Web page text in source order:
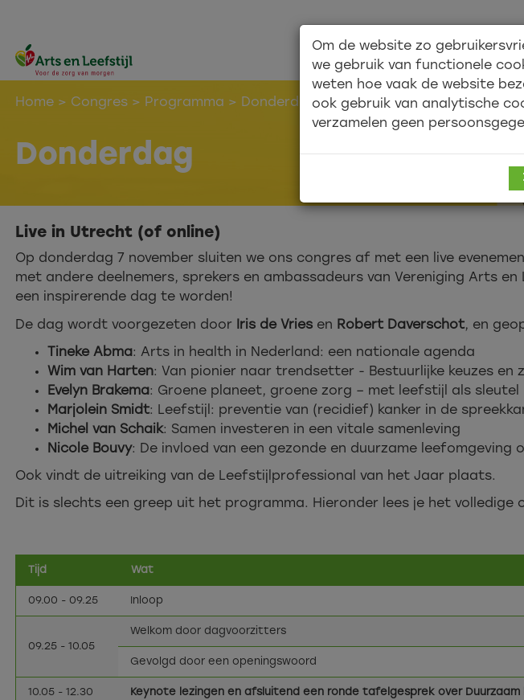
Home> Congres> Programma > Donderdag
Donderdag
Live in Utrecht (of online)
Op donderdag 7 november sluiten we ons congres af met een live
met andere deelnemers, sprekers en ambassadeurs van Vereniging Arts
een inspirerende dag te worden!
De dag wordt voorgezeten door Iris de Vriesen Robert Daverschot, en
Tineke Abma: Arts in health in Nederland: een nationale agenda
Wim van Harten: Van pionier naar trendsetter - Bestuurlijke keuzes en
Evelyn Brakema: Groene planeet, groene zorg – met leefstijl als sleutel
Marjolein Smidt: Leefstijl: preventie van (recidief) kanker in de
Michel van Schaik: Samen investeren in een vitale samenleving
Nicole Bouvy: De invloed van een gezonde en duurzame leefomgeving
Ook vindt de uitreiking van de Leefstijlprofessional van het Jaar plaats.
Dit is slechts een greep uit het programma. Hieronder lees je het volledige
Tijd Wat
09.00 - 09.25 Inloop
09.25 - 10.05
Welkom door dagvoorzitters
Gevolgd door een openingswoord
10.05 - 12.30 Keynote lezingen en afsluitend een ronde tafelgesprek over Duurzaam
Om de website zo
we gebruik van functionele
weten hoe vaak de website
ook gebruik van analytische
verzamelen geen